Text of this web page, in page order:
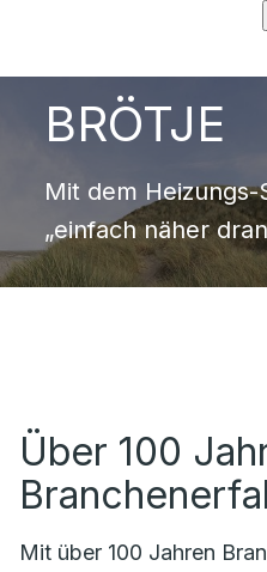
BRÖTJE
Mit dem Heizungs-
„einfach näher
Über 100
Mit über 100 Jahren